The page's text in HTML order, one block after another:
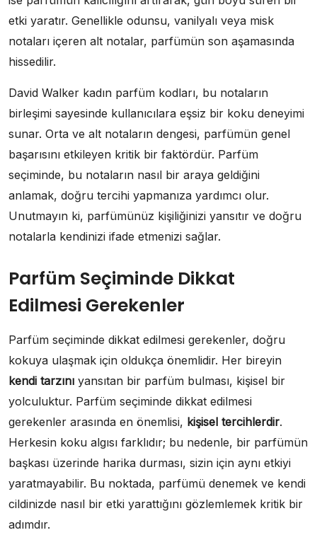
etki yaratır. Genellikle odunsu, vanilyalı veya misk
notaları içeren alt notalar, parfümün son aşamasında
hissedilir.
David Walker kadın parfüm kodları, bu notaların
birleşimi sayesinde kullanıcılara eşsiz bir koku deneyimi
sunar. Orta ve alt notaların dengesi, parfümün genel
başarısını etkileyen kritik bir faktördür. Parfüm
seçiminde, bu notaların nasıl bir araya geldiğini
anlamak, doğru tercihi yapmanıza yardımcı olur.
Unutmayın ki, parfümünüz kişiliğinizi yansıtır ve doğru
notalarla kendinizi ifade etmenizi sağlar.
Parfüm Seçiminde Dikkat
Edilmesi Gerekenler
Parfüm seçiminde dikkat edilmesi gerekenler, doğru
kokuya ulaşmak için oldukça önemlidir. Her bireyin
kendi tarzını yansıtan bir parfüm bulması, kişisel bir
yolculuktur. Parfüm seçiminde dikkat edilmesi
gerekenler arasında en önemlisi, kişisel tercihlerdir.
Herkesin koku algısı farklıdır; bu nedenle, bir parfümün
başkası üzerinde harika durması, sizin için aynı etkiyi
yaratmayabilir. Bu noktada, parfümü denemek ve kendi
cildinizde nasıl bir etki yarattığını gözlemlemek kritik bir
adımdır.